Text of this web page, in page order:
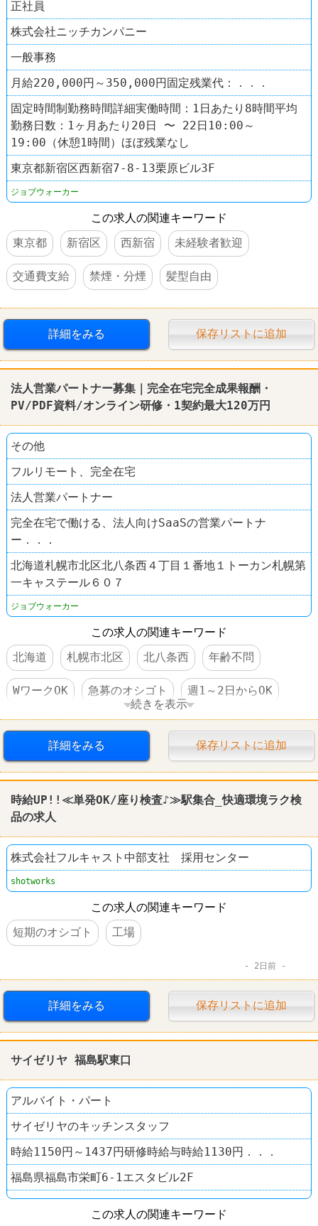
正社員
株式会社ニッチカンパニー
一般事務
月給220,000円～350,000円固定残業代：．．．
固定時間制勤務時間詳細実働時間：1日あたり8時間平均
勤務日数：1ヶ月あたり20日 〜 22日10:00～
19:00（休憩1時間）ほぼ残業なし
東京都新宿区西新宿7-8-13栗原ビル3F
ジョブウォーカー
この求人の関連キーワード
東京都
新宿区 西新宿 未経験者歓迎
交通費支給 禁煙・分煙 髪型自由
詳細をみる 保存リストに追加
法人営業パートナー募集｜完全在宅完全成果報酬・
PV/PDF資料/オンライン研修・1契約最大120万円
その他
フルリモート、完全在宅
法人営業パートナー
完全在宅で働ける、法人向けSaaSの営業パートナ
ー．．．
北海道札幌市北区北八条西４丁目１番地１トーカン札幌第
一キャステール６０７
ジョブウォーカー
この求人の関連キーワード
北海道
札幌市北区 北八条西 年齢不問
WワークOK 急募のオシゴト 週1～2日からOK
週3～4日からOK
続きを表示
詳細をみる 保存リストに追加
時給UP!!≪単発OK/座り検査♪≫駅集合_快適環境ラク検
品の求人
株式会社フルキャスト中部支社 採用センター
shotworks
この求人の関連キーワード
短期のオシゴト
工場
2日前
詳細をみる 保存リストに追加
サイゼリヤ 福島駅東口
アルバイト・パート
サイゼリヤのキッチンスタッフ
時給1150円～1437円研修時給与時給1130円．．．
福島県福島市栄町6-1エスタビル2F
この求人の関連キーワード